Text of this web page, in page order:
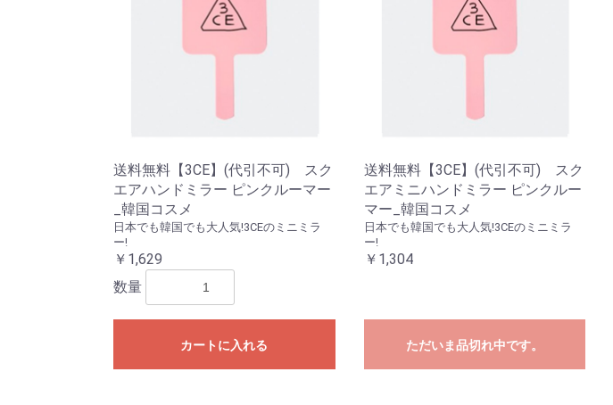
送料無料【3CE】(代引不可) スク
エアハンドミラー ピンクルーマー
_韓国コスメ
日本でも韓国でも大人気!3CEのミニミラ
ー!
￥1,629
数量
カートに入れる
送料無料【3CE】(代引不可) スク
エアミニハンドミラー ピンクルー
マー_韓国コスメ
日本でも韓国でも大人気!3CEのミニミラ
ー!
￥1,304
ただいま品切れ中です。